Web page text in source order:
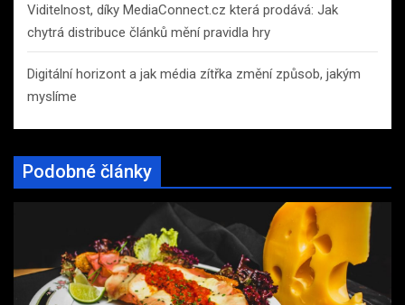
Viditelnost, díky MediaConnect.cz která prodává: Jak
chytrá distribuce článků mění pravidla hry
Digitální horizont a jak média zítřka změní způsob, jakým
myslíme
Podobné články